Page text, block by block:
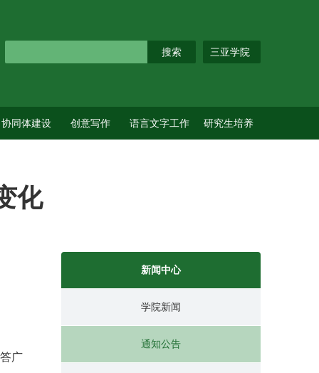
三亚学院
协同体建设 创意写作 语言文字工作 研究生培养
化
广
新闻中心
学院新闻
通知公告